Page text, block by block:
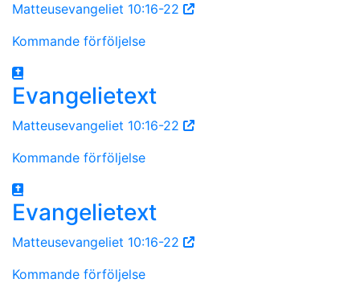
Matteusevangeliet 10:16-22
Kommande förföljelse
Evangelietext
Matteusevangeliet 10:16-22
Kommande förföljelse
Evangelietext
Matteusevangeliet 10:16-22
Kommande förföljelse